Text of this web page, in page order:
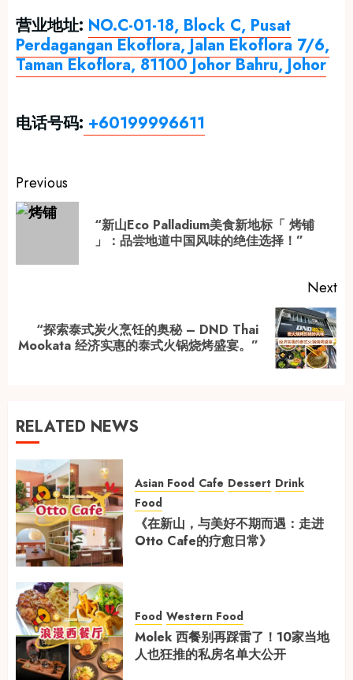
营业地址: NO.C-01-18, Block C, Pusat
Perdagangan Ekoflora, Jalan Ekoflora 7/6,
Taman Ekoflora, 81100 Johor Bahru, Johor
电话号码: +60199996611
Post
navigation
Previous
“新山Eco Palladium美食新地标「 烤铺
」：品尝地道中国风味的绝佳选择！”
Next
Next
post:
“探索泰式炭火烹饪的奥秘 – DND Thai
Mookata 经济实惠的泰式火锅烧烤盛宴。”
RELATED NEWS
Asian Food Cafe Dessert Drink
Food
《在新山，与美好不期而遇：走进
Otto Cafe的疗愈日常》
Food Western Food
Molek 西餐别再踩雷了！10家当地
人也狂推的私房名单大公开